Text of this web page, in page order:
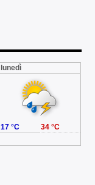
lunedì
17 °C 34 °C